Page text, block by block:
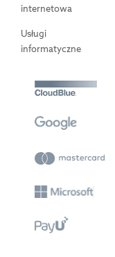
internetowa
Usługi
informatyczne